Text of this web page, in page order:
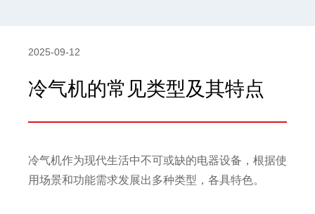
2025-09-12
冷气机的常见类型及其特点
冷气机作为现代生活中不可或缺的电器设备，根据使
用场景和功能需求发展出多种类型，各具特色。